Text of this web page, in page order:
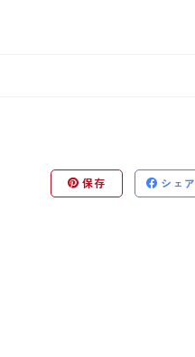
保存 シェア